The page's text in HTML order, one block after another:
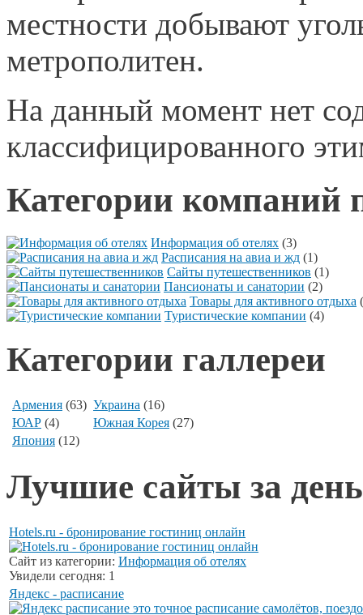
На данный момент нет
классифицированного
Категории компаний
Информация об отелях (3)
Расписания на авиа и жд (1)
Сайты путешественников (1)
Пансионаты и санатории (2)
Товары для активного отдыха
Туристические компании (4)
Категории галлереи
Армения (63) Украина (16)
ЮАР (4) Южная Корея (27)
Япония (12)
Лучшие сайты за день
Hotels.ru - бронирование гостиниц онлайн
Сайт из категории: Информация об отелях
Увидели сегодня: 1
Яндекс - расписание